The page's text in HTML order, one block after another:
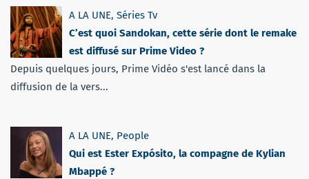
A LA UNE, Séries Tv
C’est quoi Sandokan, cette série dont le remake
est diffusé sur Prime Video ?
Depuis quelques jours, Prime Vidéo s'est lancé dans la
diffusion de la vers...
A LA UNE, People
Qui est Ester Expósito, la compagne de Kylian
Mbappé ?